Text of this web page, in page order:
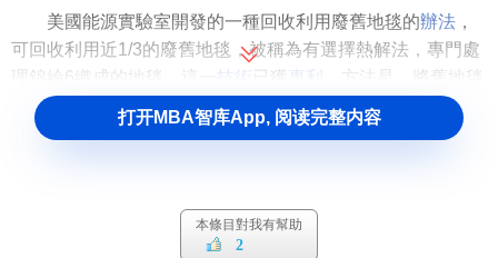
美國能源實驗室開發的一種回收利用廢舊地毯的辦法 ，
可回收利用近1/3的廢舊地毯，被稱為有選擇熱解法，專門處
理錦綸6織成的地毯，這一
技術 已獲 專利
。方法是，將舊地毯
剁成一英寸見方的小塊，放人反應器中與一種專用的催化劑
混合併加熱，地毯受熱蒸發，排出己內酰胺剩餘物質進入第
己內酰胺成本低於以苯為原料生產成本的1／2，並且消耗的
打开MBA智库App, 阅读完整内容
本條目對我有幫助
2